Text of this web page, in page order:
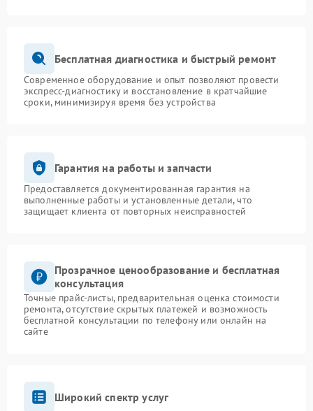
Бесплатная диагностика и быстрый ремонт
Современное оборудование и опыт позволяют провести
экспресс-диагностику и восстановление в кратчайшие
сроки, минимизируя время без устройства
Гарантия на работы и запчасти
Предоставляется документированная гарантия на
выполненные работы и установленные детали, что
защищает клиента от повторных неисправностей
Прозрачное ценообразование и бесплатная
консультация
Точные прайс-листы, предварительная оценка стоимости
ремонта, отсутствие скрытых платежей и возможность
бесплатной консультации по телефону или онлайн на
сайте
Широкий спектр услуг